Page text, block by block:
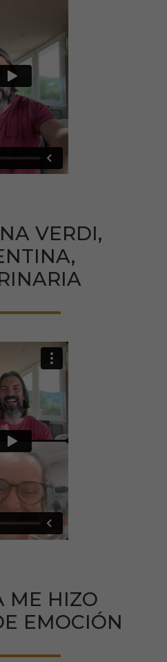
VERDI,
ME HIZO
EMOCIÓN